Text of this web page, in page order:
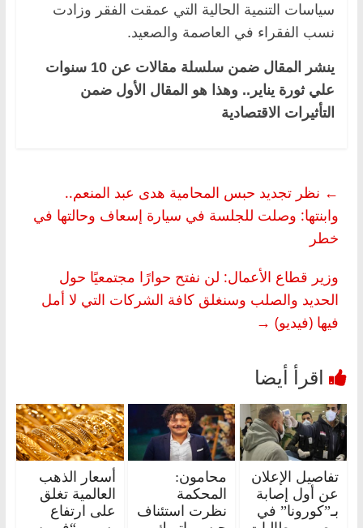
سياسات التنمية الحالية التي عمقت الفقر وزادت
نسب الفقراء في العاصمة والصعيد.
ينشر المقال ضمن سلسلة مقالات عن 10 سنوات
علي ثورة يناير.. وهذا هو المقال الأول ضمن
التأثيرات الاقتصادية
← نظر تجديد حبس المحامية هدى عبد المنعم..
وابنتها: وصلت للجلسة في سيارة إسعاف وحالتها في
خطر
وزير قطاع الأعمال: لن نفتح حوارًا مجتمعيًا حول
الحديد والصلب وسنغلق كافة الشركات التي لا أمل
فيها (فيديو) →
تفاصيل الإعلان
عن أول إصابة
بـ”كورونا” في
محامون:
المحكمة
نظرت استئناف
أسعار الذهب
العالمية تغلق
على ارتفاع